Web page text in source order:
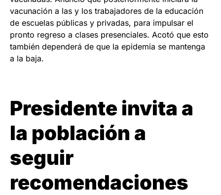
vacunación a las y los trabajadores de la educación
de escuelas públicas y privadas, para impulsar el
pronto regreso a clases presenciales. Acotó que esto
también dependerá de que la epidemia se mantenga
a la baja.
Presidente invita a
la población a
seguir
recomendaciones